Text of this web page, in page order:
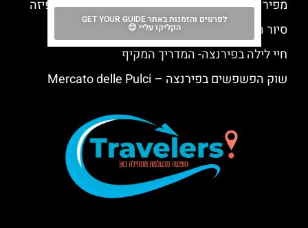
מפירנצה לפיזה – הגעה מפירנצה למגדל הנטוי בפיזה
סיור היכרות רגלי בפירנצה
חיי לילה בפירנצה- המדריך המקיף
שוק הפשפשים בפירנצה – Mercato delle Pulci
לפרטים והזמנות באתר GET YOUR GUIDE
הקליקו עליי 😊